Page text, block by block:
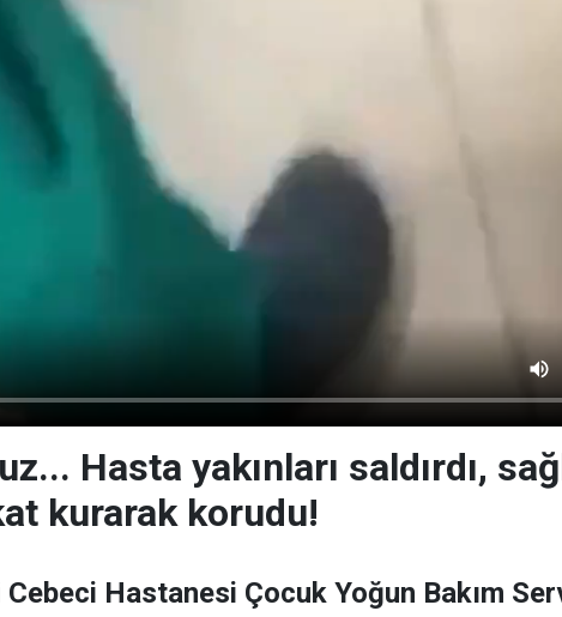
Hasta yakınları saldırdı,
kurarak korudu!
Hastanesi Çocuk Yoğun Bakım